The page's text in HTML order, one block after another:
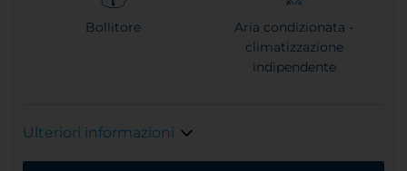
Bollitore
Aria condizionata -
climatizzazione
indipendente
Ulteriori informazioni